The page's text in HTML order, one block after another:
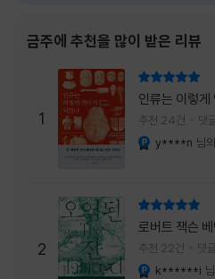
목을 보았을
이 정도로
깨닫게 된다.
아니라, 삶
가장 순수한
익숙한
금주에 추천을 많이 받은 리뷰
1
인류는 이렇게 역사가
역사가 되었나
추천 24건 댓
y****n 님
2
로버트 잭슨 베
주는 실감과
내는 최상의
추천 22건 댓
k******i